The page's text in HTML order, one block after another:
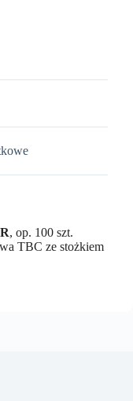
, op. 100 szt.
TBC ze stożkiem